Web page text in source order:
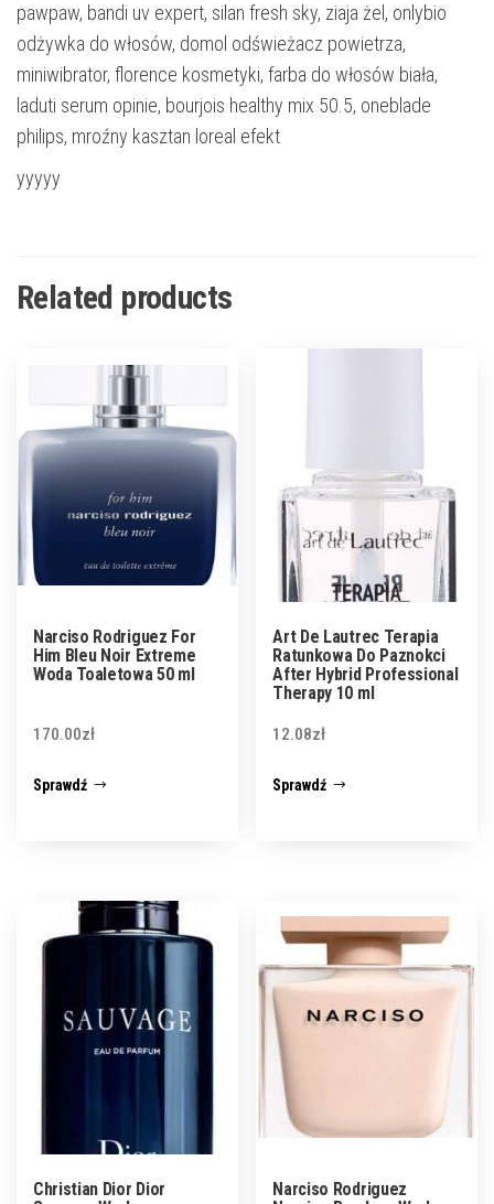
pawpaw, bandi uv expert, silan fresh sky, ziaja żel, onlybio
odżywka do włosów, domol odświeżacz powietrza,
miniwibrator, florence kosmetyki, farba do włosów biała,
laduti serum opinie, bourjois healthy mix 50.5, oneblade
philips, mroźny kasztan loreal efekt
yyyyy
Related products
Narciso Rodriguez For
Him Bleu Noir Extreme
Woda Toaletowa 50 ml
170.00zł
Sprawdź
Art De Lautrec Terapia
Ratunkowa Do Paznokci
After Hybrid Professional
Therapy 10 ml
12.08zł
Sprawdź
Christian Dior Dior
Narciso Rodriguez